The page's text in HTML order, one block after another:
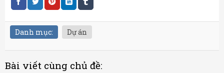
Danh mục: Dự án
Bài viết cùng chủ đề: